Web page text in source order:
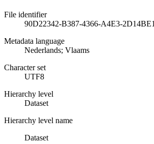
File identifier
90D22342-B387-4366-A4E3-
Metadata language
Nederlands; Vlaams
Character set
UTF8
Hierarchy level
Dataset
Hierarchy level name
Dataset